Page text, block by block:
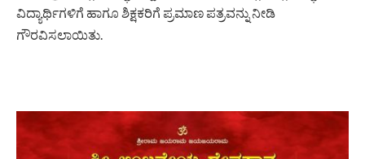
ವಿದ್ಯಾರ್ಥಿಗಳಿಗೆ ಹಾಗೂ ಶಿಕ್ಷಕರಿಗೆ ಪ್ರಮಾಣ ಪತ್ರವನ್ನು ನೀಡಿ
ಗೌರವಿಸಲಾಯಿತು.